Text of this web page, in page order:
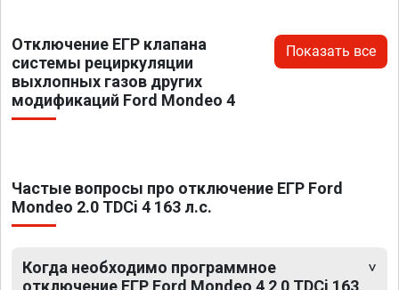
Отключение ЕГР клапана
системы рециркуляции
выхлопных газов других
модификаций Ford Mondeo 4
Показать все
Частые вопросы про отключение ЕГР Ford
Mondeo 2.0 TDCi 4 163 л.с.
Когда необходимо программное
отключение ЕГР Ford Mondeo 4 2 0 TDCi 163